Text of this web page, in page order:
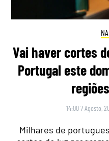
Vai haver cortes
Portugal este
14:00 7 Agosto,
Milhares de